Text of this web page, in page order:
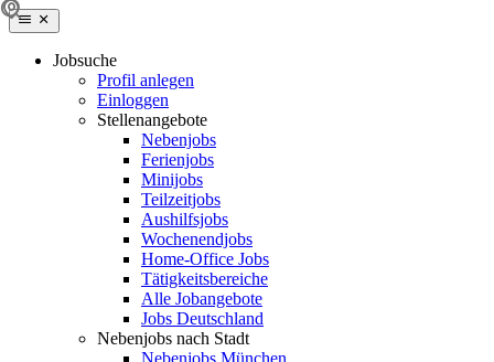
Jobsuche
Profil anlegen
Einloggen
Stellenangebote
Nebenjobs
Ferienjobs
Minijobs
Teilzeitjobs
Aushilfsjobs
Wochenendjobs
Home-Office Jobs
Tätigkeitsbereiche
Alle Jobangebote
Jobs Deutschland
Nebenjobs nach Stadt
Nebenjobs München